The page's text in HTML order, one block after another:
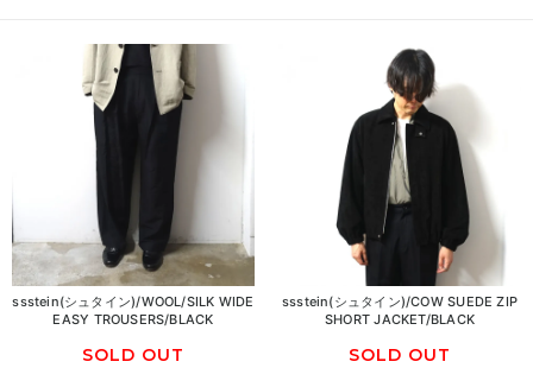
ssstein(シュタイン)/WOOL/SILK WIDE
EASY TROUSERS/BLACK
SOLD OUT
ssstein(シュタイン)/COW SUEDE ZIP
SHORT JACKET/BLACK
SOLD OUT